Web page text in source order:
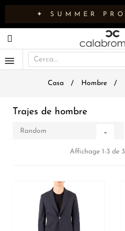
✦ SUMMER
Casa Hombre
Trajes de hombre
Random 
Affichage 1-3 de